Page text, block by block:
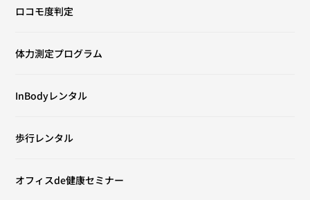
ロコモ度判定
体力測定プログラム
InBodyレンタル
歩行レンタル
オフィスde健康セミナー